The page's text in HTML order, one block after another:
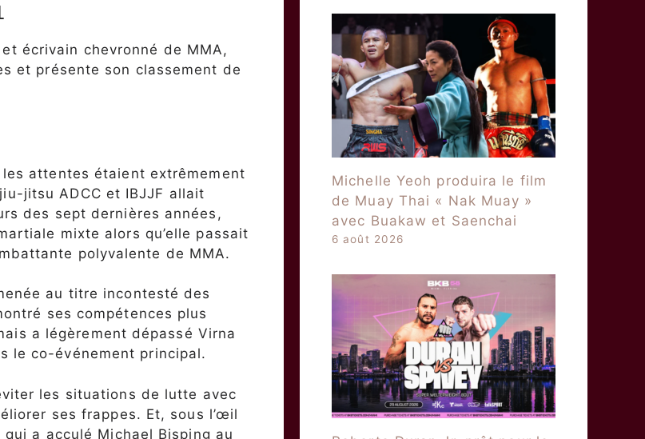
écrivain chevronné de MMA,
et présente son classement de
attentes étaient extrêmement
jitsu ADCC et IBJJF allait
des sept dernières années,
mixte alors qu’elle passait
polyvalente de MMA.
au titre incontesté des
ses compétences plus
a légèrement dépassé Virna
le co-événement principal.
les situations de lutte avec
ses frappes. Et, sous l’œil
a acculé Michael Bisping au
Michelle Yeoh produira le film
de Muay Thai « Nak Muay »
avec Buakaw et Saenchai
6 août 2026